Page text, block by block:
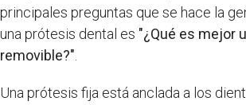
principales preguntas que se hace la
una prótesis dental es "¿Qué es mejor
removible?"
Una prótesis fija está anclada a los